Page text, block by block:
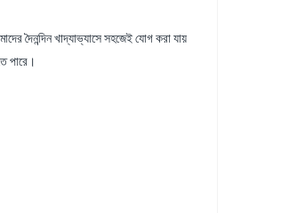
দৈনন্দিন খাদ্যাভ্যাসে সহজেই যোগ করা যায়
পারে।